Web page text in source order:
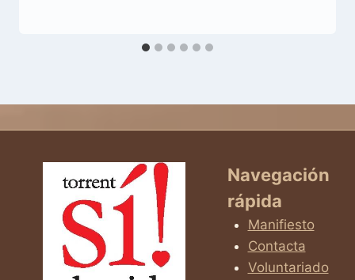
Navegación
rápida
Manifiesto
Contacta
Voluntariado